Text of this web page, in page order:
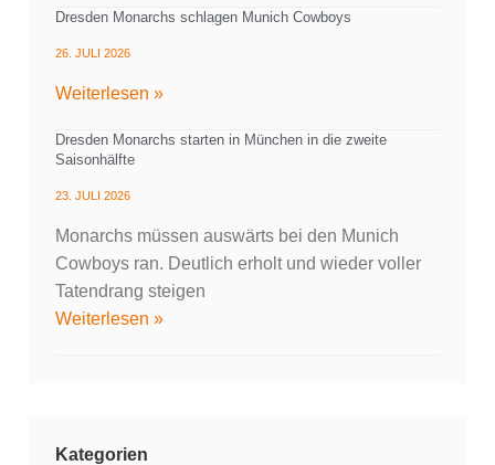
Dresden Monarchs schlagen Munich Cowboys
26. JULI 2026
Weiterlesen »
Dresden Monarchs starten in München in die zweite
Saisonhälfte
23. JULI 2026
Monarchs müssen auswärts bei den Munich
Cowboys ran. Deutlich erholt und wieder voller
Tatendrang steigen
Weiterlesen »
Kategorien